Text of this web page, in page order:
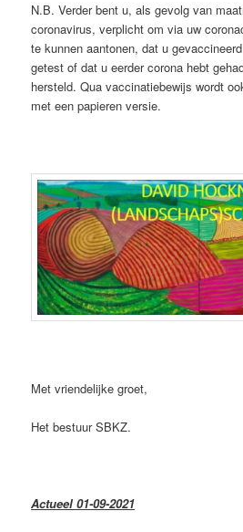
N.B. Verder bent u, als gevolg van
coronavirus, verplicht om via uw
te kunnen aantonen, dat u
getest of dat u eerder corona hebt
hersteld. Qua vaccinatiebewijs wordt
met een papieren versie.
Met vriendelijke groet,
Het bestuur SBKZ.
Actueel 01-09-2021